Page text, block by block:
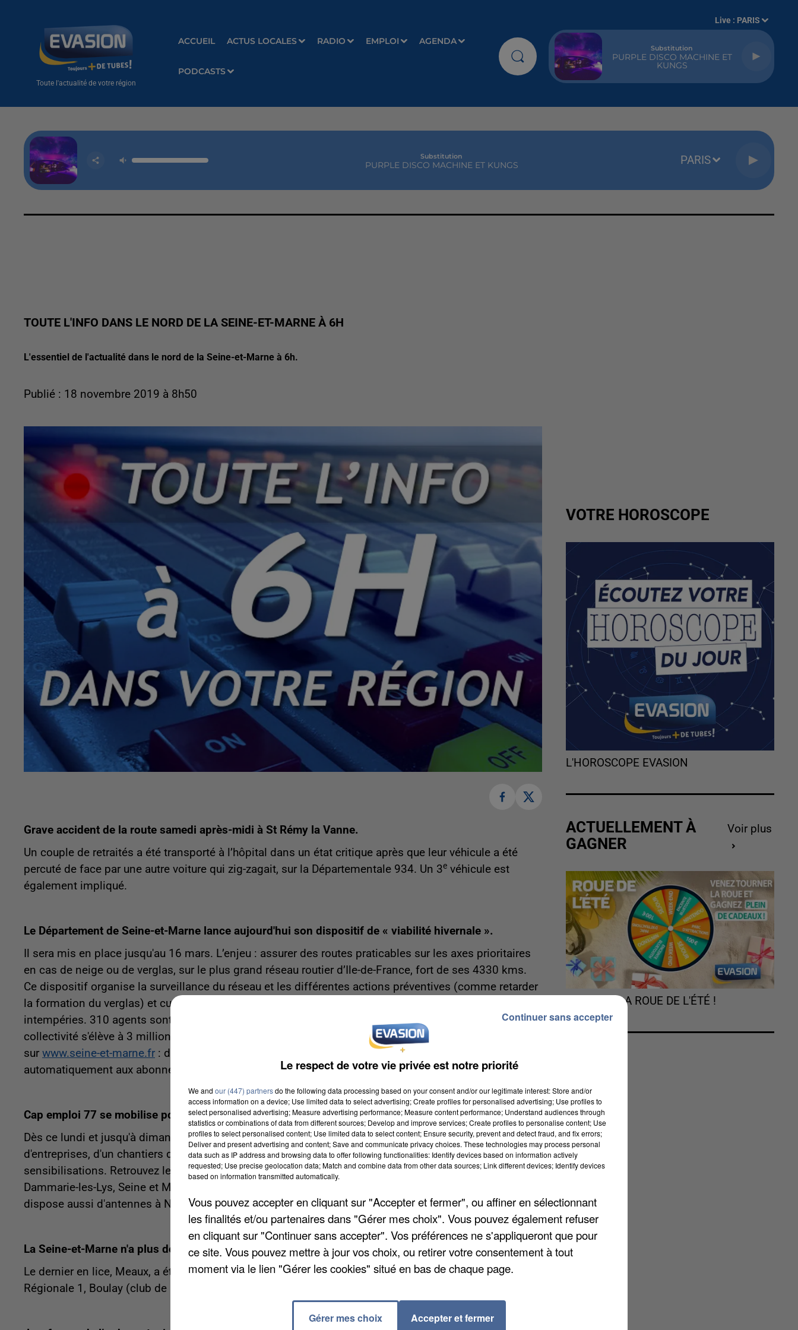
Toute l'actualité de votre région
ACCUEIL ACTUS LOCALES RADIO EMPLOI AGENDA
PODCASTS
Live : PARIS
Substitution
PURPLE DISCO MACHINE ET
KUNGS
Substitution
PURPLE DISCO MACHINE ET KUNGS PARIS
TOUTE L'INFO DANS LE NORD DE LA SEINE-ET-MARNE À 6H
L'essentiel de l'actualité dans le nord de la Seine-et-Marne à 6h.
Publié : 18 novembre 2019 à 8h50
Grave accident de la route samedi après-midi à St Rémy la Vanne.
Un couple de retraités a été transporté à l’hôpital dans un état critique après que leur véhicule a été
percuté de face par une autre voiture qui zig-zagait, sur la Départementale 934. Un 3e véhicule est
également impliqué.
Le Département de Seine-et-Marne lance aujourd'hui son dispositif de « viabilité hivernale ».
Il sera mis en place jusqu'au 16 mars. L’enjeu : assurer des routes praticables sur les axes prioritaires
en cas de neige ou de verglas, sur le plus grand réseau routier d’Ile-de-France, fort de ses 4330 kms.
Ce dispositif organise la surveillance du réseau et les différentes actions préventives (comme retarder
la formation du verglas) et curatives (salage ou raclage) à mettre en place pour faire face aux
intempéries. 310 agents sont mobilisés pour l'occasion et 3000 tonnes de sel. Le coût pour la
collectivité s'élève à 3 millions 5 d'euros. En vous inscrivant au service gratuit d’alertes mail et/ou SMS
sur www.seine-et-marne.fr : des messages sur les conditions de circulation sont envoyés
automatiquement aux abonnés.
Cap emploi 77 se mobilise pour la Semaine Européenne pour l’Emploi des Personnes Handicapées.
Dès ce lundi et jusqu'à dimanche, l'association organise 12 événements sur le département : visites
d'entreprises, d'un chantiers d'insertion, d'un centre de formation, conférence et autres
sensibilisations. Retrouvez le programme complet sur le site internet :www.capemploi77.fr. Basée à
Dammarie-les-Lys, Seine et Marne Emploi Handicap, l'organisme gestionnaire de Cap emploi 77
dispose aussi d'antennes à Nemours, Torcy et Meaux.
La Seine-et-Marne n'a plus de représentants en Coupe de France de Football.
Le dernier en lice, Meaux, a été éliminé ce week-end au 7e tour sur le terrain d'une autre équipe de
Régionale 1, Boulay (club de Moselle). Score final : 2 buts à 1.
VOTRE HOROSCOPE
L'HOROSCOPE EVASION
ACTUELLEMENT À
GAGNER
Voir plus
TOURNEZ LA ROUE DE L'ÉTÉ !
Le respect de votre vie privée est notre priorité
We and our (447) partnersdo the following data processing based on your consent and/or our legitimate interest: Store and/or
access information on a device; Use limited data to select advertising; Create profiles for personalised advertising; Use profiles to
select personalised advertising; Measure advertising performance; Measure content performance; Understand audiences through
statistics or combinations of data from different sources; Develop and improve services; Create profiles to personalise content; Use
profiles to select personalised content; Use limited data to select content; Ensure security, prevent and detect fraud, and fix errors;
Deliver and present advertising and content; Save and communicate privacy choices. These technologies may process personal
data such as IP address and browsing data to offer following functionalities: Identify devices based on information actively
requested; Use precise geolocation data; Match and combine data from other data sources; Link different devices; Identify devices
based on information transmitted automatically.
Vous pouvez accepter en cliquant sur "Accepter et fermer", ou affiner en sélectionnant
les finalités et/ou partenaires dans "Gérer mes choix". Vous pouvez également refuser
en cliquant sur "Continuer sans accepter". Vos préférences ne s'appliqueront que pour
ce site. Vous pouvez mettre à jour vos choix, ou retirer votre consentement à tout
moment via le lien "Gérer les cookies" situé en bas de chaque page.
Gérer mes choix Accepter et fermer
Continuer sans accepter